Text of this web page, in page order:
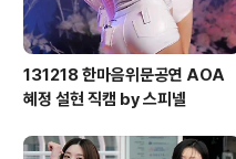
131218 한마음위문공연 AOA
혜정 설현 직캠 by 스피넬